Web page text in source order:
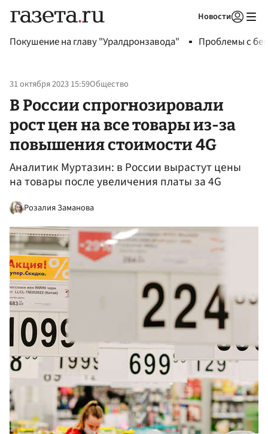
Новости
Покушение на главу "Уралдронзавода" Проблемы с
31 октября 2023 15:59Общество
В России спрогнозировали
рост цен на все товары из-за
повышения стоимости 4G
Аналитик Муртазин: в России вырастут цены
на товары после увеличения платы за 4G
Розалия Заманова